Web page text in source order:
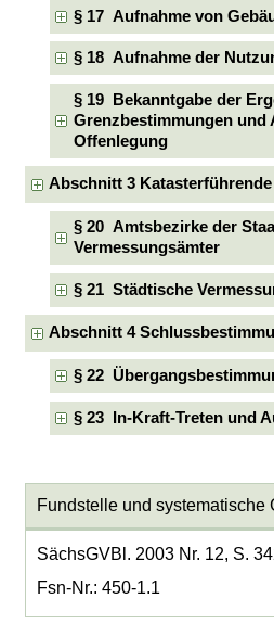
§ 17 Aufnahme von
§ 18 Aufnahme der
§ 19 Bekanntgabe der
Grenzbestimmungen und
Offenlegung
Abschnitt 3
§ 20 Amtsbezirke der
Vermessungsämter
§ 21 Städtische
Abschnitt 4
§ 22
§ 23 In-Kraft-Treten und
Fundstelle und systematische
SächsGVBl. 2003 Nr. 12, S.
Fsn-Nr.: 450-1.1